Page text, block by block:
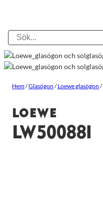
Hem/Glasögon /Loewe glasögon /
LOEWE
LW50088I